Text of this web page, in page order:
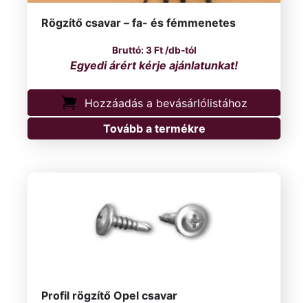
Rögzítő csavar – fa- és fémmenetes
3Ft/db-tól
Hozzáadás a bevásárlólistához
Tovább a termékre
Profil rögzítő Opel csavar